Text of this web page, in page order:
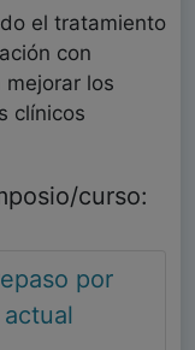
el tratamiento
con
los
clínicos
curso:
por